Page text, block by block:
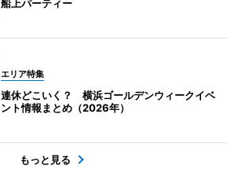
船上パーティー
エリア特集
連休どこいく？ 横浜ゴールデンウィークイベ
ント情報まとめ（2026年）
もっと見る